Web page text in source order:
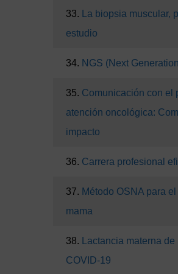
33.
La biopsia muscular,
estudio
34. NGS (Next
35. Comunicación con el
atención oncológica:
impacto
36. Carrera profesional
37. Método OSNA para
mama
38.
Lactancia materna
COVID-19